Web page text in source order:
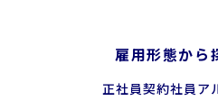
雇用形態から
正社員契約社員 ア